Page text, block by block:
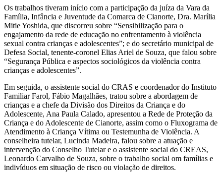
Os trabalhos tiveram início com a participação da juíza da Vara da
Família, Infância e Juventude da Comarca de Cianorte, Dra. Marília
Mitie Yoshida, que discorreu sobre “Sensibilização para o
engajamento da rede de educação no enfrentamento à violência
sexual contra crianças e adolescentes”; e do secretário municipal de
Defesa Social, tenente-coronel Elias Ariel de Souza, que falou sobre
“Segurança Pública e aspectos sociológicos da violência contra
crianças e adolescentes”.
Em seguida, o assistente social do CRAS e coordenador do Instituto
Familiar Farol, Fábio Magalhães, tratou sobre a abordagem de
crianças e a chefe da Divisão dos Direitos da Criança e do
Adolescente, Ana Paula Calado, apresentou a Rede de Proteção da
Criança e do Adolescente de Cianorte, assim como o Fluxograma de
Atendimento à Criança Vítima ou Testemunha de Violência. A
conselheira tutelar, Lucinda Madeira, falou sobre a atuação e
intervenção do Conselho Tutelar e o assistente social do CREAS,
Leonardo Carvalho de Souza, sobre o trabalho social om famílias e
indivíduos em situação de risco ou violação de direitos.